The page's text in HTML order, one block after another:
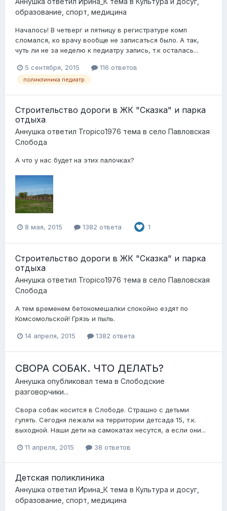
образование, спорт, медицина
Началось! В четверг и пятницу в регистратуре комп
сломался, ко врачу вообще не записаться было. А так,
чуть ли не за неделю к педиатру запись, т.к осталась...
5 сентября, 2015 116 ответов
поликлиника педиатр
Строительство дороги в ЖК "Сказка" и парка
отдыха
Аннушка ответил Tropico1976 тема в село Павловская
Слобода
А что у нас будет на этих палочках?
8 мая, 2015 1382 ответа 1
Строительство дороги в ЖК "Сказка" и парка
отдыха
Аннушка ответил Tropico1976 тема в село Павловская
Слобода
А тем временем бетономешалки спокойно ездят по
Комсомольской! Грязь и пыль.
14 апреля, 2015 1382 ответа
СВОРА СОБАК. ЧТО ДЕЛАТЬ?
Аннушка опубликовал тема в Слободские
разговорчики...
Свора собак носится в Слободе. Страшно с детьми
гулять. Сегодня лежали на территории детсада 15, т.к.
выходной. Наши дети на самокатах несутся, а если они...
11 апреля, 2015 38 ответов
Детская поликлиника
Аннушка ответил Ирина_К тема в Культура и досуг,
образование, спорт, медицина